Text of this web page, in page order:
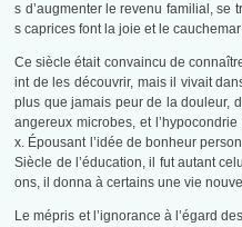
s d’augmenter le revenu familial, se
s caprices font la joie et le
Ce siècle était convaincu de
int de les découvrir, mais il vivait
plus que jamais peur de la douleur,
angereux microbes, et
x. Épousant l’idée de bonheur
Siècle de l’éducation, il fut autant
ons, il donna à certains une vie
Le mépris et l’ignorance à l’égard